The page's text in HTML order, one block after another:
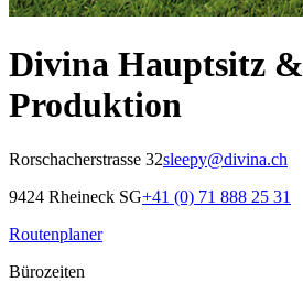
Divina Hauptsitz &
Produktion
Rorschacherstrasse 32sleepy@divina.ch
9424 Rheineck SG+41 (0) 71 888 25 31
Routenplaner
Bürozeiten